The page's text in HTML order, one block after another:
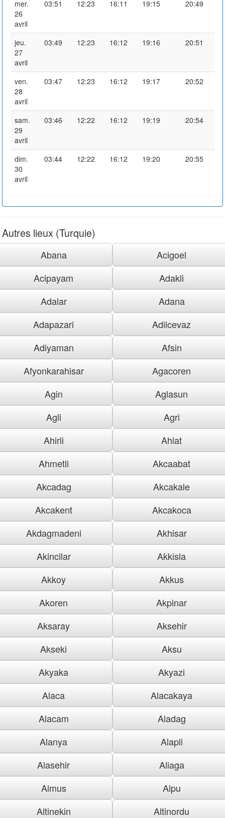
mer.
26
avril
03:51 12:23 16:11 19:15 20:49
jeu.
27
avril
03:49 12:23 16:12 19:16 20:51
ven.
28
avril
03:47 12:23 16:12 19:17 20:52
sam.
29
avril
03:46 12:22 16:12 19:19 20:54
dim.
30
avril
03:44 12:22 16:12 19:20 20:55
Autres lieux (Turquie)
Abana
Acigoel
Acipayam
Adakli
Adalar
Adana
Adapazari
Adilcevaz
Adiyaman
Afsin
Afyonkarahisar
Agacoren
Agin
Aglasun
Agli
Agri
Ahirli
Ahlat
Ahmetli
Akcaabat
Akcadag
Akcakale
Akcakent
Akcakoca
Akdagmadeni
Akhisar
Akincilar
Akkisla
Akkoy
Akkus
Akoren
Akpinar
Aksaray
Aksehir
Akseki
Aksu
Akyaka
Akyazi
Alaca
Alacakaya
Alacam
Aladag
Alanya
Alapli
Alasehir
Aliaga
Almus
Alpu
Altinekin
Altinordu